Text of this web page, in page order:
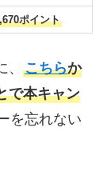
ポイント
こちらか
で本キャン
を忘れない